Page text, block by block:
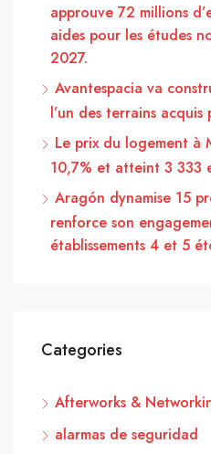
approuve 72 millions
aides pour les études
2027.
Avantespacia va
l’un des terrains
Le prix du logement à
10,7% et atteint 3 333
Aragón dynamise 15
renforce son
établissements 4 et 5
Categories
Afterworks &
alarmas de seguridad